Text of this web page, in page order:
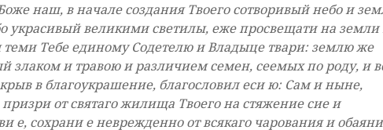
наш, в начале создания Твоего сотворивый небо и
украсивый великими светилы, еже просвещати на земли
теми Тебе единому Содетелю и Владыце твари: землю же
злаком и травою и различием семен, сеемых по роду, и
в благоукрашение, благословил еси ю: Сам и ныне,
от святаго жилища Твоего на стяжение сие и
е, сохрани е неврежденно от всякаго чарования и